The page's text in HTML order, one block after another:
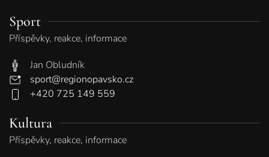
Sport
Příspěvky, reakce, informace
Jan Obludník
sport@regionopavsko.cz
+420 725 149 559
Kultura
Příspěvky, reakce, informace